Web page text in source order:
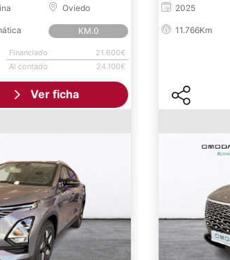
Oviedo
KM.0
Financiado
21.600€
Al contado
24.100€
Ver ficha
2025
11.766Km